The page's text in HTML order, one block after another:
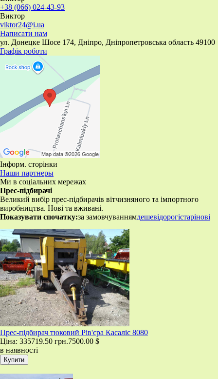
+38 (066) 024-43-93
Виктор
viktor24@i.ua
Написати нам
ул. Донецке Шосе 174, Дніпро, Дніпропетровська область 49100
Графік роботи
Інформ. сторінки
Наши партнеры
Ми в соціальних мережах
Прес-підбирачі
Великий вибір прес-підбирачів вітчизняного та імпортного
виробництва. Нові та вживані.
Показувати спочатку:за замовчуваннямдешевідорогістарінові
Прес-підбирач тюковий Рів'єра Касаліс 8080
Ціна: 335719.50 грн.7500.00 $
в наявності